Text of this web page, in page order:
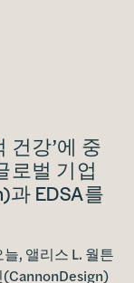
건강’에 중
로벌 기업
과 EDSA를
, 앨리스 L. 월튼